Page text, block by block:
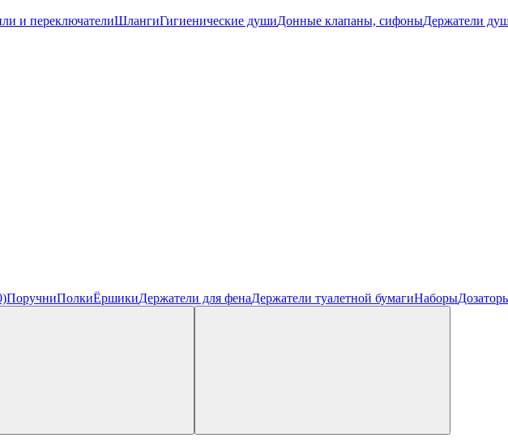
и переключателиШлангиГигиенические душиДонные клапаны, сифоныДержатели
ПоручниПолкиЁршикиДержатели для фенаДержатели туалетной бумагиНаборы